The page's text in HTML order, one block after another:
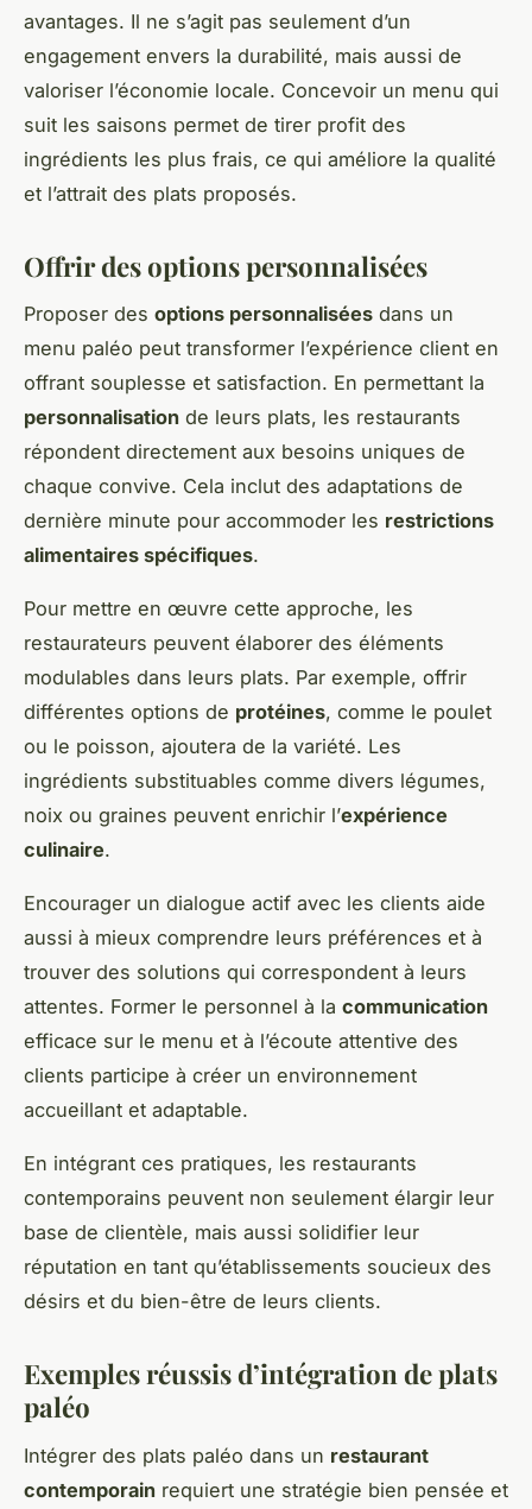
avantages. Il ne s’agit pas seulement d’un
engagement envers la durabilité, mais aussi de
valoriser l’économie locale. Concevoir un menu qui
suit les saisons permet de tirer profit des
ingrédients les plus frais, ce qui améliore la qualité
et l’attrait des plats proposés.
Offrir des options personnalisées
Proposer des options personnalisées dans un
menu paléo peut transformer l’expérience client en
offrant souplesse et satisfaction. En permettant la
personnalisation de leurs plats, les restaurants
répondent directement aux besoins uniques de
chaque convive. Cela inclut des adaptations de
dernière minute pour accommoder les restrictions
alimentaires spécifiques.
Pour mettre en œuvre cette approche, les
restaurateurs peuvent élaborer des éléments
modulables dans leurs plats. Par exemple, offrir
différentes options de protéines, comme le poulet
ou le poisson, ajoutera de la variété. Les
ingrédients substituables comme divers légumes,
noix ou graines peuvent enrichir l’expérience
culinaire.
Encourager un dialogue actif avec les clients aide
aussi à mieux comprendre leurs préférences et à
trouver des solutions qui correspondent à leurs
attentes. Former le personnel à la communication
efficace sur le menu et à l’écoute attentive des
clients participe à créer un environnement
accueillant et adaptable.
En intégrant ces pratiques, les restaurants
contemporains peuvent non seulement élargir leur
base de clientèle, mais aussi solidifier leur
réputation en tant qu’établissements soucieux des
désirs et du bien-être de leurs clients.
Exemples réussis d’intégration de plats
paléo
Intégrer des plats paléo dans un restaurant
contemporain requiert une stratégie bien pensée et